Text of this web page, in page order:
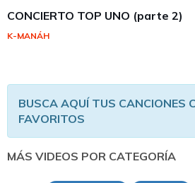
CONCIERTO TOP UNO (parte 2)
K-MANÁH
BUSCA AQUÍ TUS CANCIONES
FAVORITOS
MÁS VIDEOS POR CATEGORÍA